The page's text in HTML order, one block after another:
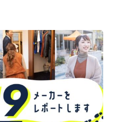
# 女子旅におすすめ
# パン # コーヒー
Life